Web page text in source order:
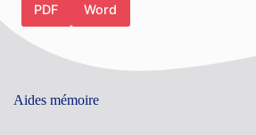
PDF
Word
Aides mémoire